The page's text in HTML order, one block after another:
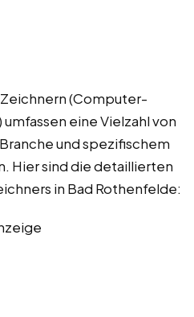
(Computer-
eine Vielzahl von
und spezifischem
Hier sind die detaillierten
in Bad Rothenfelde: